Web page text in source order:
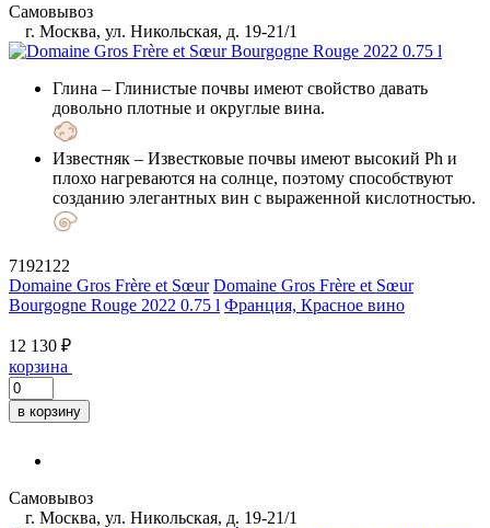
Самовывоз
г. Москва, ул. Никольская, д. 19-21/1
Глина – Глинистые почвы имеют свойство давать
довольно плотные и округлые вина.
Известняк – Известковые почвы имеют высокий Ph и
плохо нагреваются на солнце, поэтому способствуют
созданию элегантных вин с выраженной кислотностью.
7192122
Domaine Gros Frère et Sœur Domaine Gros Frère et Sœur
Bourgogne Rouge 2022 0.75 l Франция, Красное вино
12 130 ₽
корзина
в корзину
Самовывоз
г. Москва, ул. Никольская, д. 19-21/1